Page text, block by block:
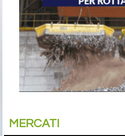
MERCATI